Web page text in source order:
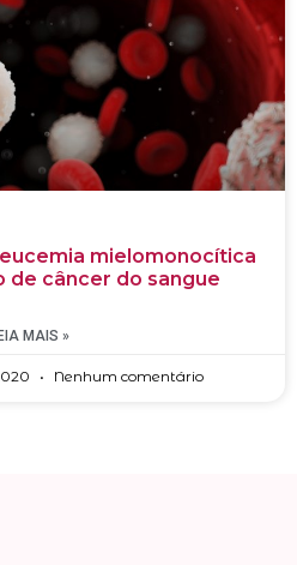
mielomonocítica
de câncer do sangue
MAIS »
Nenhum comentário